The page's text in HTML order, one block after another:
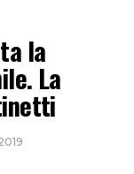
la
La